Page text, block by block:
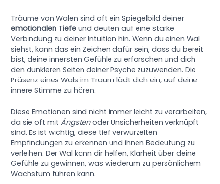
Träume von Walen sind oft ein Spiegelbild deiner
emotionalen Tiefe und deuten auf eine starke
Verbindung zu deiner Intuition hin. Wenn du einen Wal
siehst, kann das ein Zeichen dafür sein, dass du bereit
bist, deine innersten Gefühle zu erforschen und dich
den dunkleren Seiten deiner Psyche zuzuwenden. Die
Präsenz eines Wals im Traum lädt dich ein, auf deine
innere Stimme zu hören.
Diese Emotionen sind nicht immer leicht zu verarbeiten,
da sie oft mitÄngstenoder Unsicherheiten verknüpft
sind. Es ist wichtig, diese tief verwurzelten
Empfindungen zu erkennen und ihnen Bedeutung zu
verleihen. Der Wal kann dir helfen, Klarheit über deine
Gefühle zu gewinnen, was wiederum zu persönlichem
Wachstum führen kann.